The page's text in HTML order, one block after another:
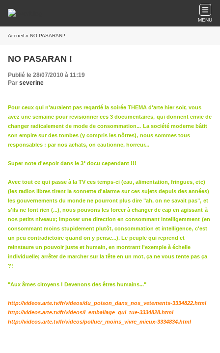
MENU
Accueil » NO PASARAN !
NO PASARAN !
Publié le 28/07/2010 à 11:19
Par severine
Pour ceux qui n'auraient pas regardé la soirée THEMA d'arte hier soir, vous
avez une semaine pour revisionner ces 3 documentaires, qui donnent envie de
changer radicalement de mode de consommation... La société moderne bâtit
son empire sur des tombes (y compris les nôtres), nous sommes tous
responsables : par nos achats, on cautionne, horreur...
Super note d'espoir dans le 3° docu cependant !!!
Avec tout ce qui passe à la TV ces temps-ci (eau, alimentation, fringues, etc)
(les radios libres tirent la sonnette d'alarme sur ces sujets depuis des années)
les gouvernements du monde ne pourront plus dire "ah, on ne savait pas", et
s'ils ne font rien (...), nous pouvons les forcer à changer de cap en agissant à
nos petits niveaux; imposer une direction en consommant intelligemment (en
consommant moins stupidement plutôt, consommation et intelligence, c'est
un peu contradictoire quand on y pense...). Le peuple qui reprend et
reinstaure un pouvoir juste et humain, en montrant l'exemple à échelle
individuelle; arrêter de marcher sur la tête en un mot, ça ne vous tente pas ça
?!
"Aux âmes citoyens ! Devenons des êtres humains..."
http://videos.arte.tv/fr/videos/du_poison_dans_nos_vetements-3334822.html
http://videos.arte.tv/fr/videos/l_emballage_qui_tue-3334828.html
http://videos.arte.tv/fr/videos/polluer_moins_vivre_mieux-3334834.html